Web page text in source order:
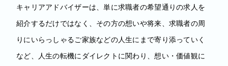
キャリアアドバイザーは、単に求職者の希望通りの求人を
紹介するだけではなく、その方の想いや将来、求職者の周
りにいらっしゃるご家族などの人生にまで寄り添っていく
など、人生の転機にダイレクトに関わり、想い・価値観に